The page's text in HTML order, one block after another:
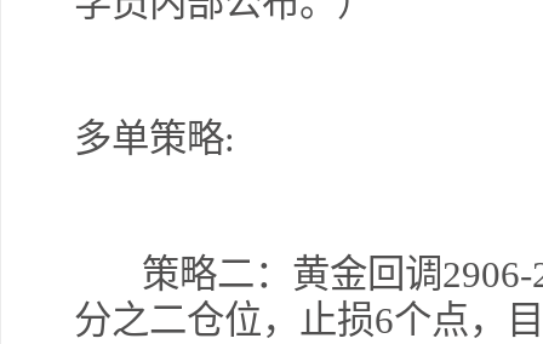
多单策略:
策略二：黄金回调2906-
分之二仓位，止损6个点，